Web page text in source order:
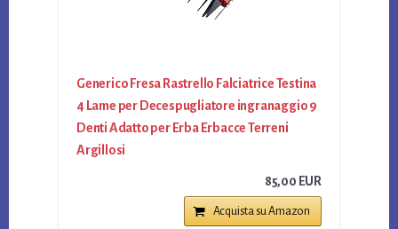
Generico Fresa Rastrello Falciatrice Testina
4 Lame per Decespugliatore ingranaggio 9
Denti Adatto per Erba Erbacce Terreni
Argillosi
85,00 EUR
Acquista su Amazon